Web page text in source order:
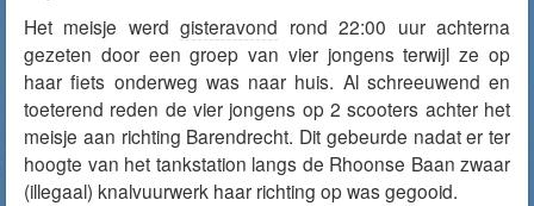
Het meisje werdgisteravond rond 22:00 uur achterna
gezeten door een groep van vier jongens terwijl ze op
haar fiets onderweg was naar huis. Al schreeuwend en
toeterend reden de vier jongens op 2 scooters achter het
meisje aan richting Barendrecht. Dit gebeurde nadat er ter
hoogte van het tankstation langs de Rhoonse Baan zwaar
(illegaal) knalvuurwerk haar richting op was gegooid.